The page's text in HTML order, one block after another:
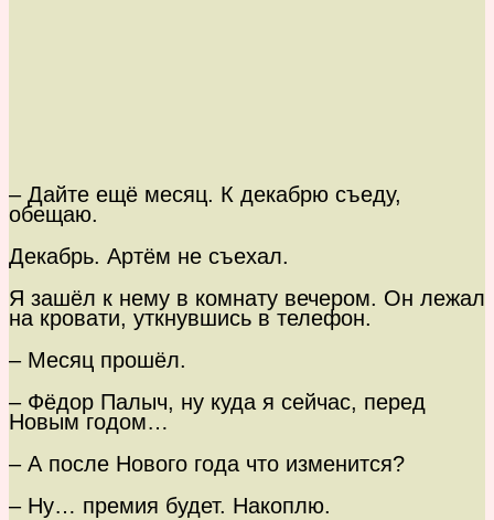
– Дайте ещё месяц. К декабрю съеду,
обещаю.
Декабрь. Артём не съехал.
Я зашёл к нему в комнату вечером. Он лежал
на кровати, уткнувшись в телефон.
– Месяц прошёл.
– Фёдор Палыч, ну куда я сейчас, перед
Новым годом…
– А после Нового года что изменится?
– Ну… премия будет. Накоплю.